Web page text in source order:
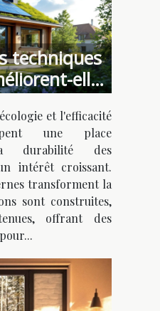
techniques
elles
maisons
et l'efficacité
une place
durabilité des
intérêt croissant.
transforment la
sont construites,
offrant des